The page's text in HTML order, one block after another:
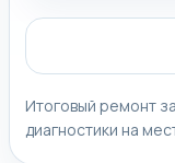
Итоговый ремонт
диагностики на